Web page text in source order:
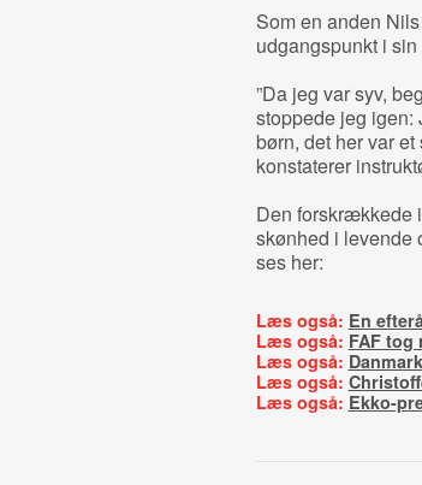
Som en anden
udgangspunkt i
”Da jeg var syv,
stoppede jeg igen:
børn, det her var
konstaterer
Den forskrækkede
skønhed i levende
ses her:
Læs også: En
Læs også: FAF tog
Læs også:
Læs også:
Læs også: Ekko-